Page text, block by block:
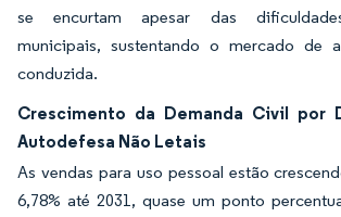
se encurtam apesar das
municipais, sustentando o mercado de
conduzida.
Crescimento da Demanda Civil por
Autodefesa Não Letais
As vendas para uso pessoal estão
6,78% até 2031, quase um ponto